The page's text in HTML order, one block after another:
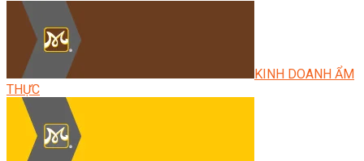
KINH DOANH ẨM
THỰC